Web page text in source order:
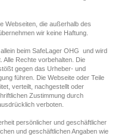
Webseiten, die außerhalb des
wir keine Haftung.
beim SafeLager OHG und wird
Rechte vorbehalten. Die
gegen das Urheber- und
führen. Die Webseite oder Teile
verteilt, nachgestellt oder
Zustimmung durch
verboten.
persönlicher und geschäftlicher
und geschäftlichen Angaben wie